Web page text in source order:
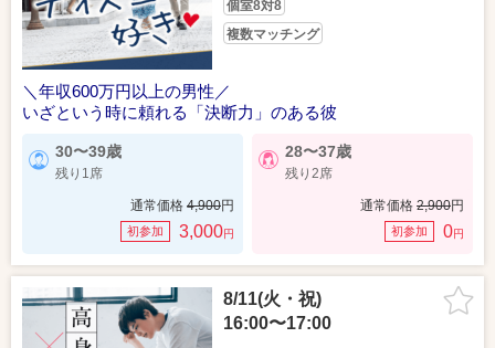
個室8対8
複数マッチング
＼年収600万円以上の男性／
いざという時に頼れる「決断力」のある彼
30〜39歳
残り1席
通常価格 4,900円
初参加 3,000円
28〜37歳
残り2席
通常価格 2,900円
初参加 0円
8/11(火・祝)
16:00〜17:00